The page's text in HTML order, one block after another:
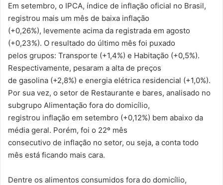
Em setembro, o IPCA, índice de inflação oficial no Brasil,
registrou mais um mês de baixa inflação
(+0,26%), levemente acima da registrada em agosto
(+0,23%). O resultado do último mês foi puxado
pelos grupos: Transporte (+1,4%) e Habitação (+0,5%).
Respectivamente, pesaram a alta de preços
de gasolina (+2,8%) e energia elétrica residencial (+1,0%).
Por sua vez, o setor de Restaurante e bares, analisado no
subgrupo Alimentação fora do domicílio,
registrou inflação em setembro (+0,12%) bem abaixo da
média geral. Porém, foi o 22º mês
consecutivo de inflação no setor, ou seja, a conta todo
mês está ficando mais cara.
Dentre os alimentos consumidos fora do domicílio,